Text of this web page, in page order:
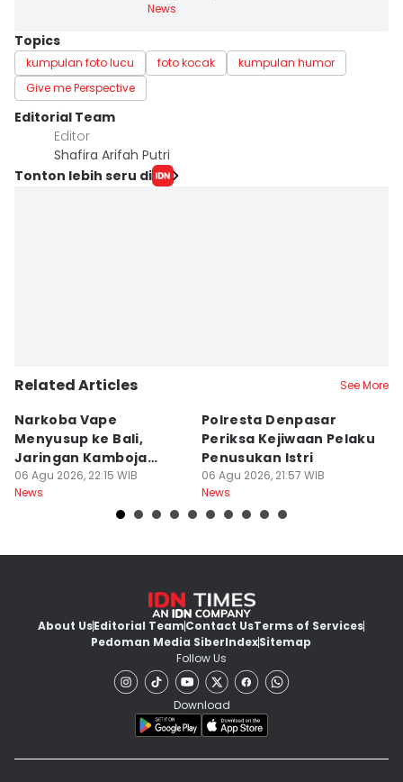
News
Topics
kumpulan foto lucu foto kocak
kumpulan humor
Give me Perspective
Editorial Team
Editor
Shafira Arifah Putri
Tonton lebih seru di
Related Articles See More
Narkoba Vape
Menyusup ke Bali,
Jaringan Kamboja
Terbongkar
06 Agu 2026, 22:15 WIB
News
Polresta Denpasar
Periksa Kejiwaan Pelaku
Penusukan Istri
06 Agu 2026, 21:57 WIB
News
About UsEditorial TeamContact UsTerms of Services
Pedoman Media SiberIndexSitemap
Follow Us
Download